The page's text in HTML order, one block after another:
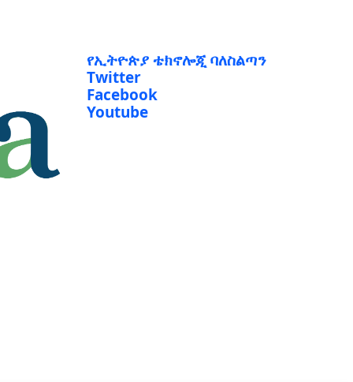
የኢትዮጵያ ቴክኖሎጂ ባለስልጣን
Twitter
Facebook
Youtube